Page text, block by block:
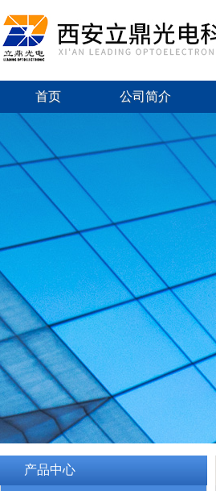
首页 公司简介
产品中心